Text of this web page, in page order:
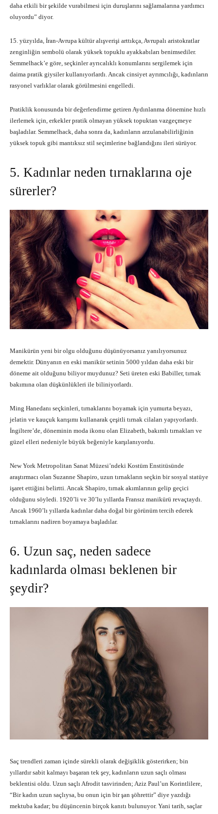
daha etkili bir şekilde vurabilmesi için duruşlarını sağlamalarına yardımcı
oluyordu” diyor.
15. yüzyılda, İran-Avrupa kültür alışverişi arttıkça, Avrupalı aristokratlar
zenginliğin sembolü olarak yüksek topuklu ayakkabıları benimsediler.
Semmelhack’e göre, seçkinler ayrıcalıklı konumlarını sergilemek için
daima pratik giysiler kullanıyorlardı. Ancak cinsiyet ayrımcılığı, kadınların
rasyonel varlıklar olarak görülmesini engelledi.
Pratiklik konusunda bir değerlendirme getiren Aydınlanma dönemine hızlı
ilerlemek için, erkekler pratik olmayan yüksek topuktan vazgeçmeye
başladılar. Semmelhack, daha sonra da, kadınların arzulanabilirliğinin
yüksek topuk gibi mantıksız stil seçimlerine bağlandığını ileri sürüyor.
5. Kadınlar neden tırnaklarına oje
sürerler?
Manikürün yeni bir olgu olduğunu düşünüyorsanız yanılıyorsunuz
demektir. Dünyanın en eski manikür setinin 5000 yıldan daha eski bir
döneme ait olduğunu biliyor muydunuz? Seti üreten eski Babiller, tırnak
bakımına olan düşkünlükleri ile biliniyorlardı.
Ming Hanedanı seçkinleri, tırnaklarını boyamak için yumurta beyazı,
jelatin ve kauçuk karışımı kullanarak çeşitli tırnak cilaları yapıyorlardı.
İngiltere’de, döneminin moda ikonu olan Elizabeth, bakımlı tırnakları ve
güzel elleri nedeniyle büyük beğeniyle karşılanıyordu.
New York Metropolitan Sanat Müzesi’ndeki Kostüm Enstitüsünde
araştırmacı olan Suzanne Shapiro, uzun tırnakların seçkin bir sosyal statüye
işaret ettiğini belirtti. Ancak Shapiro, tırnak akımlarının gelip geçici
olduğunu söyledi. 1920’li ve 30’lu yıllarda Fransız manikürü revaçtaydı.
Ancak 1960’lı yıllarda kadınlar daha doğal bir görünüm tercih ederek
tırnaklarını nadiren boyamaya başladılar.
6. Uzun saç, neden sadece
kadınlarda olması beklenen bir
şeydir?
Saç trendleri zaman içinde sürekli olarak değişiklik gösterirken; bin
yıllardır sabit kalmayı başaran tek şey, kadınların uzun saçlı olması
beklentisi oldu. Uzun saçlı Afrodit tasvirinden; Aziz Paul’un Korintlilere,
“Bir kadın uzun saçlıysa, bu onun için bir şan şöhrettir” diye yazdığı
mektuba kadar; bu düşüncenin birçok kanıtı bulunuyor. Yani tarih, saçlar